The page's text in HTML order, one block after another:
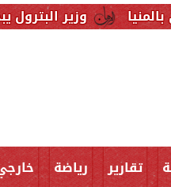
البترول يبحث آليات
تقارير رياضة